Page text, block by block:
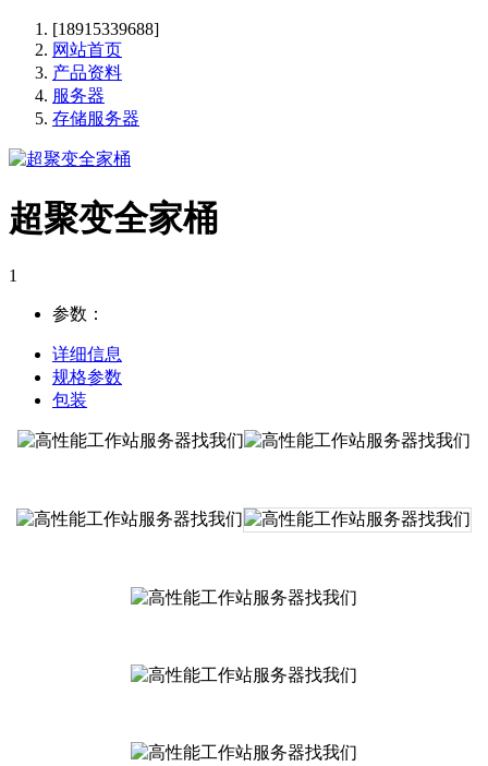
[18915339688]
网站首页
产品资料
服务器
存储服务器
超聚变全家桶
1
参数：
详细信息
规格参数
包装